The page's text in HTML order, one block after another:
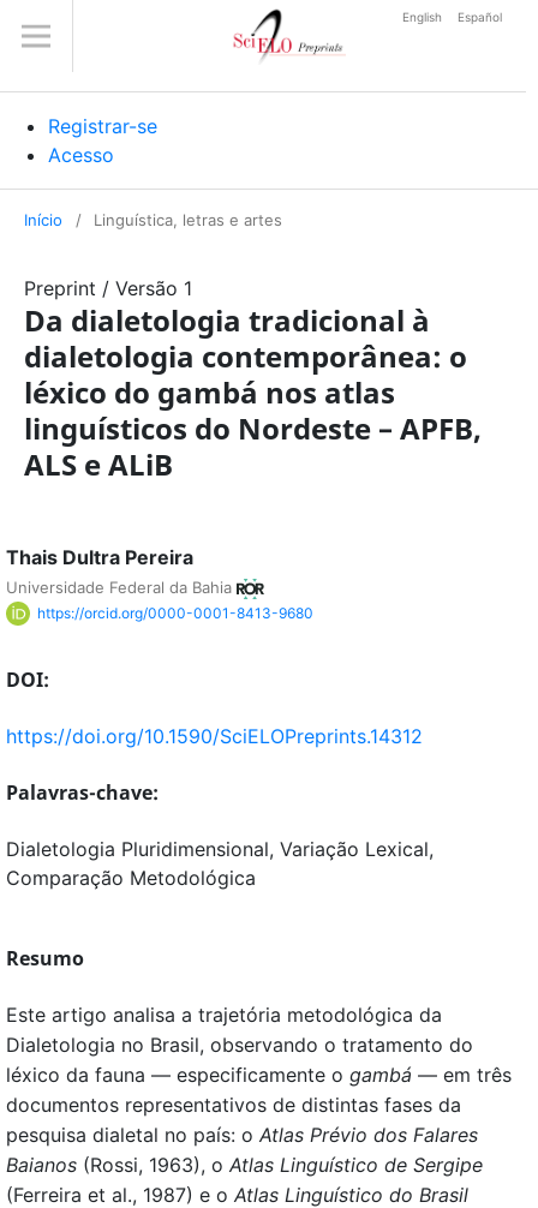
Registrar-se
Acesso
English Español
Início / Linguística, letras e artes
Preprint / Versão 1
Da dialetologia tradicional à
dialetologia contemporânea: o
léxico do gambá nos atlas
linguísticos do Nordeste – APFB,
ALS e ALiB
Thais Dultra Pereira
Universidade Federal da Bahia
https://orcid.org/0000-0001-8413-9680
DOI:
https://doi.org/10.1590/SciELOPreprints.14312
Palavras-chave:
Dialetologia Pluridimensional, Variação Lexical,
Comparação Metodológica
Resumo
Este artigo analisa a trajetória metodológica da
Dialetologia no Brasil, observando o tratamento do
léxico da fauna — especificamente o gambá — em três
documentos representativos de distintas fases da
pesquisa dialetal no país: o Atlas Prévio dos Falares
Baianos (Rossi, 1963), o Atlas Linguístico de Sergipe
(Ferreira et al., 1987) e o Atlas Linguístico do Brasil